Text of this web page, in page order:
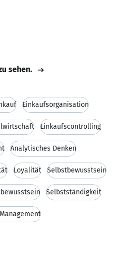
sehen.
Einkaufsorganisation
Einkaufscontrolling
Analytisches Denken
Loyalität Selbstbewusstsein
Selbstständigkeit